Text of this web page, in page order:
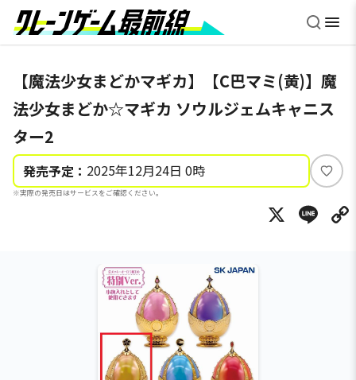
【魔法少女まどかマギカ】【C巴マミ(黄)】魔
法少女まどか☆マギカ ソウルジェムキャニス
ター2
発売予定： 2025年12月24日 0時
※実際の発売日はサービスをご確認ください。
い
ね
X